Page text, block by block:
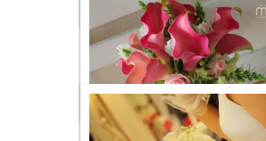
cam-tay-nhap-khau-tong-mau-trang-252
Danh mục:Hoa cưới
Giá tham khảo
Liên hệ
mau-don-tong-mau-pastel-209